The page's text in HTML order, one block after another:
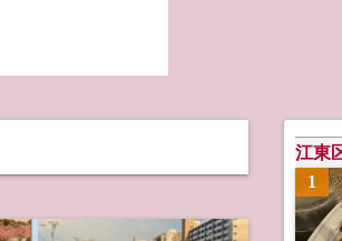
スーパーホテル
シティホテル・ビジネ
江東
1